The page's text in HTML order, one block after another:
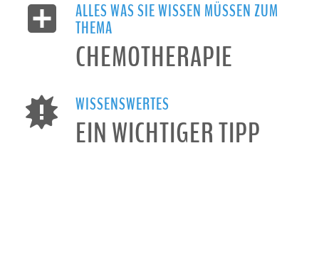
ALLES WAS SIE WISSEN MÜSSEN ZUM
THEMA
CHEMOTHERAPIE
WISSENSWERTES
EIN WICHTIGER TIPP